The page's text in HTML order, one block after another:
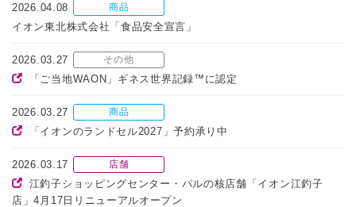
2026.04.08 商品
イオン東北株式会社「食品安全宣言」
2026.03.27 その他
「ご当地WAON」ギネス世界記録™に認定
2026.03.27 商品
「イオンのランドセル2027」予約承り中
2026.03.17 店舗
江釣子ショッピングセンター・パルの核店舗「イオン江釣子
店」4月17日リニューアルオープン